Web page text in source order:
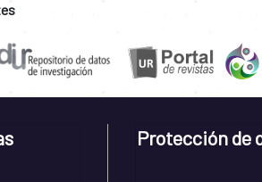
Protección de